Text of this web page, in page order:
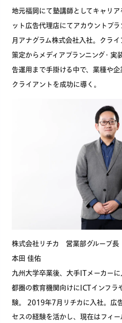
地元福岡にて塾講師としてキャリ
ット広告代理店にてアカウントプ
月アナグラム株式会社入社。クラ
策定からメディアプランニング・実
告運用まで手掛ける中で、業種や
クライアントを成功に導く。
株式会社リチカ 営業部グループ長
本田 佳佑
九州大学卒業後、大手ITメーカー
都圏の教育機関向けにICTインフラ
験。 2019年7月リチカに入社。広
セスの経験を活かし、現在はフィ